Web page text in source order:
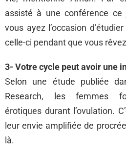
assisté à une conférence
vous ayez l’occasion
celle-ci pendant que vous
3- Votre cycle peut avoir une
Selon une étude publiée
Research, les femmes
érotiques durant l’ovulation.
leur envie amplifiée de
là.